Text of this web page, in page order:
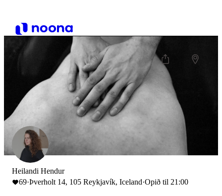
Heilandi Hendur
69·Þverholt 14, 105 Reykjavík, Iceland·Opið til 21:00